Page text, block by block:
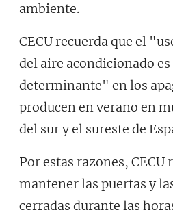
ambiente.
CECU recuerda que el
del aire acondicionado
determinante" en los
producen en verano en
del sur y el sureste de
Por estas razones, CECU
mantener las puertas y
cerradas durante las